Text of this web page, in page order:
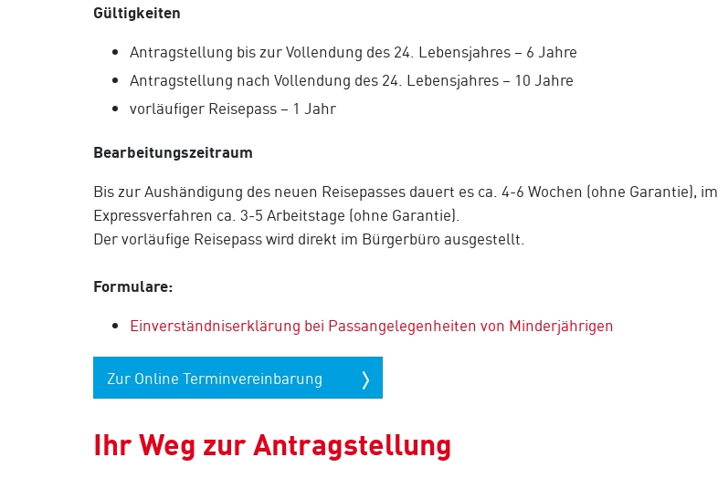
Gültigkeiten
Antragstellung bis zur Vollendung des 24. Lebensjahres – 6 Jahre
Antragstellung nach Vollendung des 24. Lebensjahres – 10 Jahre
vorläufiger Reisepass – 1 Jahr
Bearbeitungszeitraum
Bis zur Aushändigung des neuen Reisepasses dauert es ca. 4-6 Wochen (ohne Garantie), im
Expressverfahren ca. 3-5 Arbeitstage (ohne Garantie).
Der vorläufige Reisepass wird direkt im Bürgerbüro ausgestellt.
Formulare:
Einverständniserklärung bei Passangelegenheiten von Minderjährigen
Zur Online Terminvereinbarung
Ihr Weg zur Antragstellung